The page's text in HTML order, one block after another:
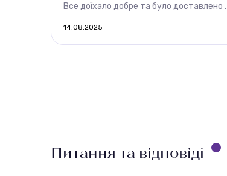
Все доїхало добре та було доставлено .
14.08.2025
Питання та відповіді